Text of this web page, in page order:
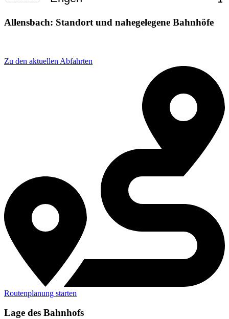
Allensbach: Standort und nahegelegene Bahnhöfe
Zu den aktuellen Abfahrten
Routenplanung starten
Lage des Bahnhofs